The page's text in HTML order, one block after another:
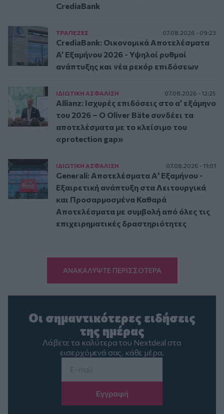
CrediaBank
ΤΡAΠΕΖΕΣ 07.08.2026 - 09:23
CrediaBank: Οικονομικά Αποτελέσματα
A’ Εξαμήνου 2026 - Υψηλοί ρυθμοί
ανάπτυξης και νέα ρεκόρ επιδόσεων
ΙΔΙΩΤΙΚΗ ΑΣΦAΛΙΣΗ 07.08.2026 - 12:25
Allianz: Ισχυρές επιδόσεις στο α’ εξάμηνο
του 2026 – Ο Oliver Bäte συνδέει τα
αποτελέσματα με το κλείσιμο του
«protection gap»
ΙΔΙΩΤΙΚΗ ΑΣΦAΛΙΣΗ 07.08.2026 - 11:01
Generali: Αποτελέσματα Α' Εξαμήνου -
Εξαιρετική ανάπτυξη στα Λειτουργικά
και Προσαρμοσμένα Καθαρά
Αποτελέσματα με συμβολή από όλες τις
επιχειρηματικές δραστηριότητες
ΑΝΑΚΑΛΥΨΤΕ ΠΕΡΙΣΣΟΤΕΡΑ
Οι σημαντικότερες ειδήσεις
της ημέρας
Λάβετε τα καλύτερα του Nextdeal στα
εισερχόμενά σας, κάθε μέρα.